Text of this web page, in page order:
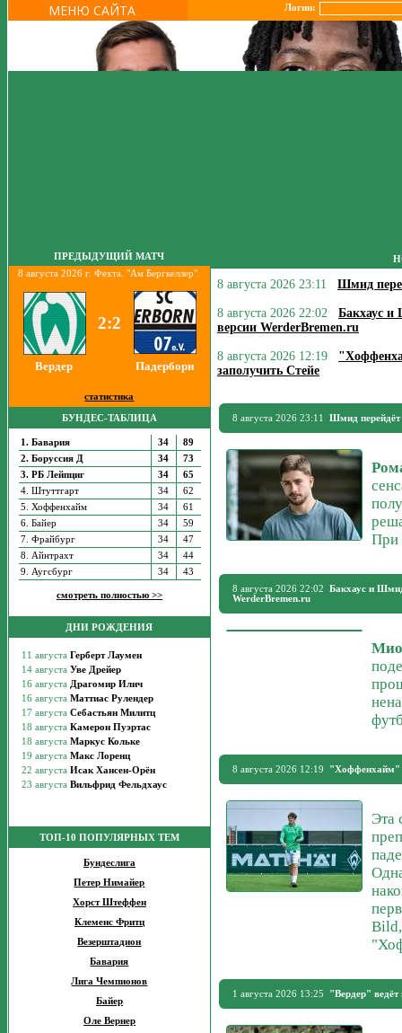
МЕНЮ САЙТА Логин:
ПРЕДЫДУЩИЙ МАТЧ
8 августа 2026 г. Фехта. "Ам Бергкеллер".
2:2
Вердер Падерборн
статистика
БУНДЕС-ТАБЛИЦА
1. Бавария 34
89
2. Боруссия Д
34
73
3. РБ Лейпциг
34
65
4. Штуттгарт
34
62
5. Хоффенхайм
34
61
6. Байер
34
59
7. Фрайбург
34
47
8. Айнтрахт
34
44
9. Аугсбург
34 43
смотреть полностью >>
ДНИ РОЖДЕНИЯ
ТОП-10 ПОПУЛЯРНЫХ ТЕМ
Бундеслига
Петер Нимайер
Хорст Штеффен
Клеменс Фритц
Везерштадион
Бавария
Лига Чемпионов
Байер
Оле Вернер
8 августа 2026 23:11 Шмид
8 августа 2026 22:02 Бакхаус и
версии WerderBremen.ru
8 августа 2026 12:19
заполучить Стейе
8 августа 2026 23:11 Шмид
При
8 августа 2026 22:02 Бакхаус и
WerderBremen.ru
Мио
8 августа 2026 12:19 "Хоффенхайм"
Эта
1 августа 2026 13:25 "Вердер"